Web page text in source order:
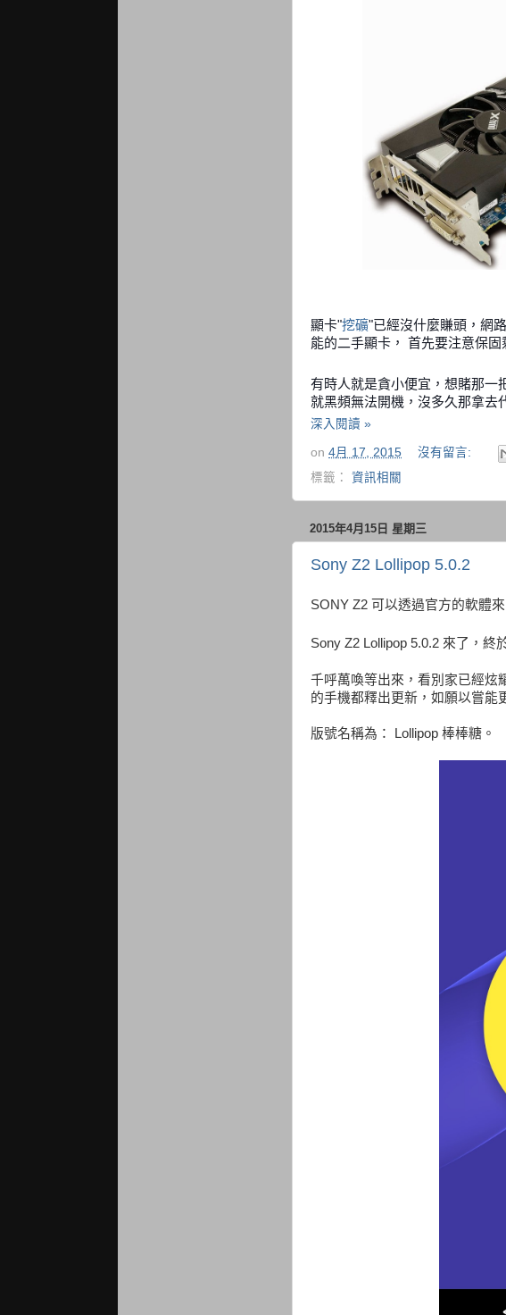
顯卡"挖礦"已經沒什麼賺頭，網
能的二手顯卡， 首先要注意保固
有時人就是貪小便宜，想賭那一
就黑頻無法開機，沒多久那拿去
深入閱讀 »
on 4月 17, 2015
沒有留言:
標籤： 資訊相關
2015年4月15日 星期三
Sony Z2 Lollipop 5.0.2
SONY Z2 可以透過官方的軟體來
Sony Z2 Lollipop 5.0.2 來了，終
千呼萬喚等出來，看別家已經炫
的手機都釋出更新，如願以嘗能
版號名稱為： Lollipop 棒棒糖。